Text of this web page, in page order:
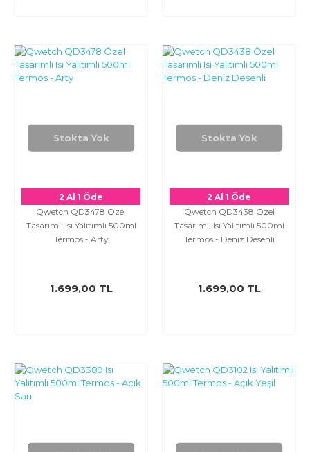
Stokta Yok
2 Al 1 Öde
Qwetch QD3478 Özel
Tasarımlı Isı Yalıtımlı 500ml
Termos - Arty
1.699,00 TL
Stokta Yok
2 Al 1 Öde
Qwetch QD3438 Özel
Tasarımlı Isı Yalıtımlı 500ml
Termos - Deniz Desenli
1.699,00 TL